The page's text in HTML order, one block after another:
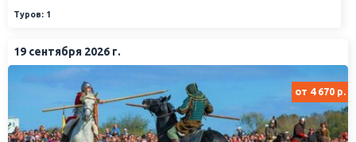
Туров: 1
19 сентября 2026 г.
от 4 670 р.